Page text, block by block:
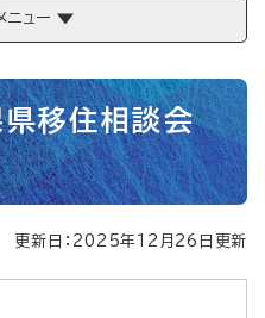
ニュー
県移住相談会
更新日：2025年12月26日更新